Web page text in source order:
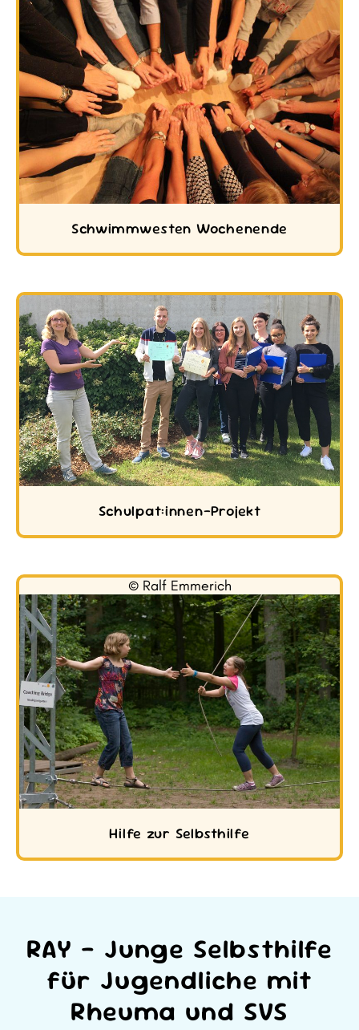
Schwimmwesten Wochenende
Schulpat:innen-Projekt
Hilfe zur Selbsthilfe
© Ralf Emmerich
RAY – Junge Selbsthilfe
für Jugendliche mit
Rheuma und SVS